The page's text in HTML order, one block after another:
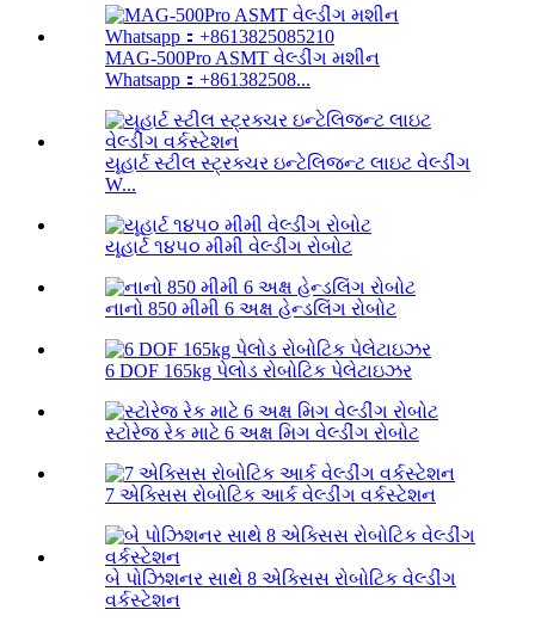
MAG-500Pro ASMT વેલ્ડીંગ મશીન
Whatsapp：+861382508...
યૂહાર્ટ સ્ટીલ સ્ટ્રક્ચર ઇન્ટેલિજન્ટ લાઇટ વેલ્ડીંગ
W...
યૂહાર્ટ ૧૪૫૦ મીમી વેલ્ડીંગ રોબોટ
નાનો 850 મીમી 6 અક્ષ હેન્ડલિંગ રોબોટ
6 DOF 165kg પેલોડ રોબોટિક પેલેટાઇઝર
સ્ટોરેજ રેક માટે 6 અક્ષ મિગ વેલ્ડીંગ રોબોટ
7 એક્સિસ રોબોટિક આર્ક વેલ્ડીંગ વર્કસ્ટેશન
બે પોઝિશનર સાથે 8 એક્સિસ રોબોટિક વેલ્ડીંગ
વર્કસ્ટેશન